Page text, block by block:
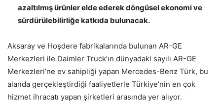
azaltılmış ürünler elde ederek döngüsel ekonomi ve
sürdürülebilirliğe katkıda bulunacak.
Aksaray ve Hoşdere fabrikalarında bulunan AR-GE
Merkezleri ile Daimler Truck’ın dünyadaki sayılı AR-GE
Merkezleri’ne ev sahipliği yapan Mercedes-Benz Türk, bu
alanda gerçekleştirdiği faaliyetlerle Türkiye’nin en çok
hizmet ihracatı yapan şirketleri arasında yer alıyor.